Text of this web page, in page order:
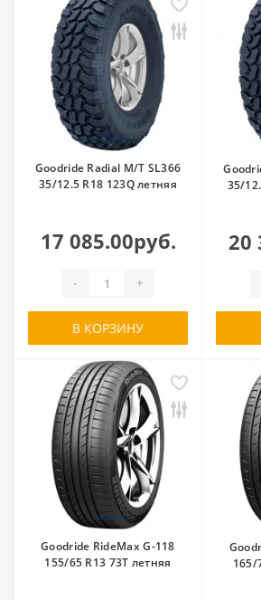
Goodride Radial M/T SL366
35/12.5 R18 123Q летняя
17 085.00руб.
- +
В КОРЗИНУ
35/
20
Goodride RideMax G-118
155/65 R13 73T летняя
165/